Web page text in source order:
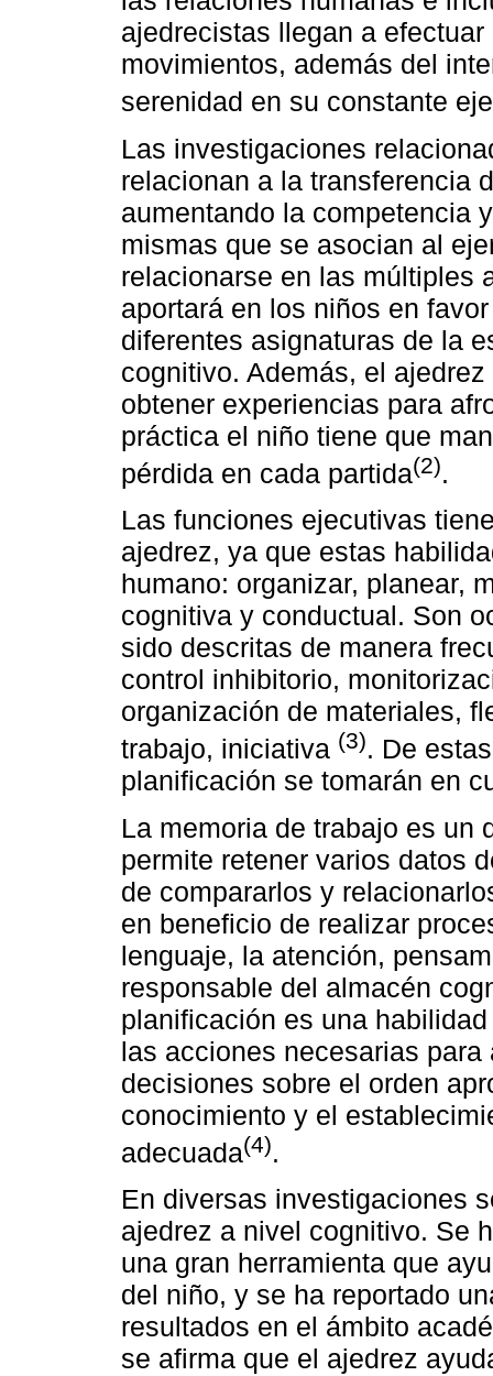
ajedrecistas llegan a
movimientos, además del
serenidad en su constante
Las investigaciones
relacionan a la transferencia
aumentando la competencia
mismas que se asocian al
relacionarse en las múltiples
aportará en los niños en
diferentes asignaturas de la
cognitivo. Además, el
obtener experiencias para
práctica el niño tiene que
pérdida en cada partida(2).
Las funciones ejecutivas
ajedrez, ya que estas
humano: organizar, planear,
cognitiva y conductual. Son
sido descritas de manera
control inhibitorio,
organización de materiales,
trabajo, iniciativa (3). De
planificación se tomarán en
La memoria de trabajo es un
permite retener varios datos
de compararlos y
en beneficio de realizar
lenguaje, la atención,
responsable del almacén
planificación es una
las acciones necesarias
decisiones sobre el orden
conocimiento y el
adecuada(4).
En diversas investigaciones
ajedrez a nivel cognitivo. Se
una gran herramienta que
del niño, y se ha reportado
resultados en el ámbito
se afirma que el ajedrez